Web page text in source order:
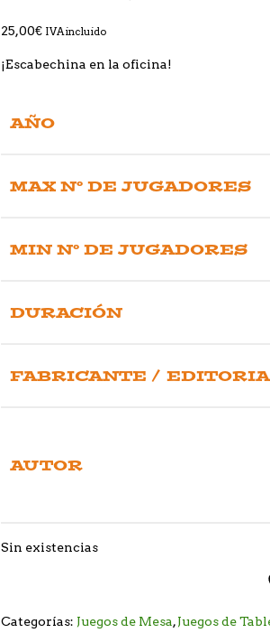
25,00€ IVA incluido
¡Escabechina en la oficina!
AÑO
MAX Nº DE JUGADORES
MIN Nº DE JUGADORES
DURACIÓN
FABRICANTE /
AUTOR
Sin existencias
Categorías: Juegos de Mesa,Juegos de